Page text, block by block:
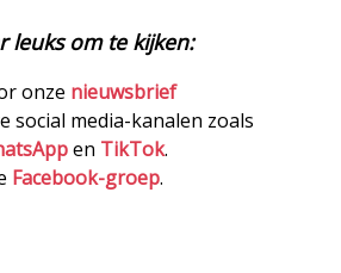
leuks om te kijken:
onze nieuwsbrief
social media-kanalen zoals
en TikTok.
Facebook-groep.